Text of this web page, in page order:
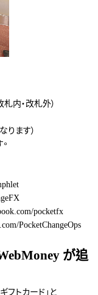
内・改札外）
ります）
pocketfx
PocketChangeOps
が追
フトカード」と